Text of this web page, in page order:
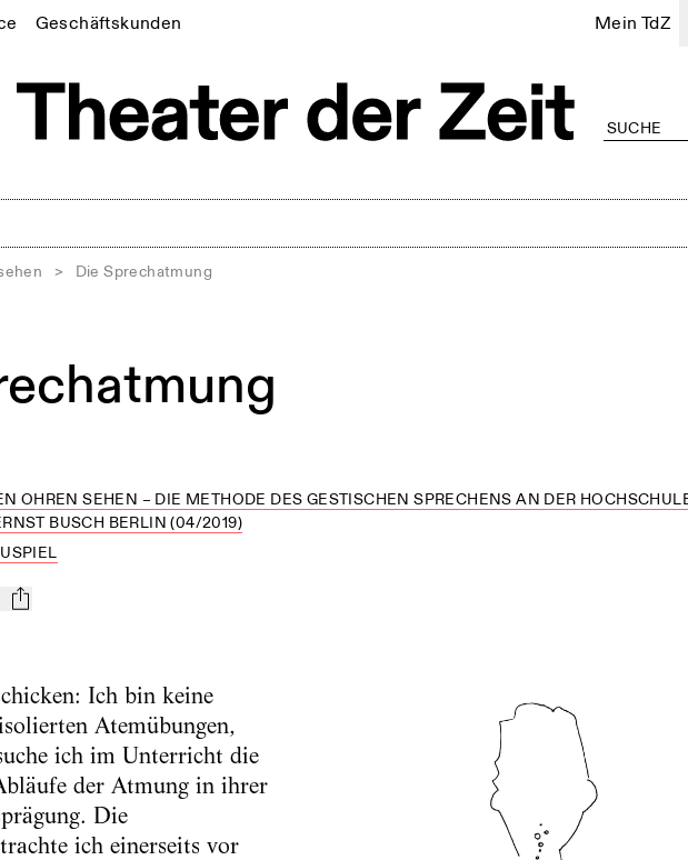
Geschäftskunden Mein TdZ
> Die Sprechatmung
OHREN SEHEN – DIE METHODE DES GESTISCHEN SPRECHENS AN DER
BUSCH BERLIN (04/2019)
mail
Ich bin keine
Atemübungen,
ich im Unterricht die
der Atmung in ihrer
Die
ich einerseits vor